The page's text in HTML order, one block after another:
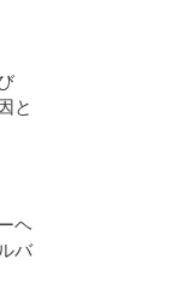
と
ヘ
バ